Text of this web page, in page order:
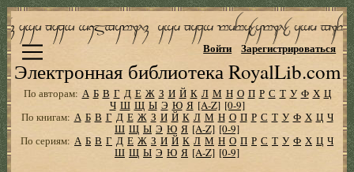
Электронная библиотека RoyalLib.com
Войти Зарегистрироваться
По авторам: А Б В Г Д Е Ж З И Й К Л М Н О П Р С Т У Ф Х Ц
Ч Ш Щ Ы Э Ю Я [A-Z] [0-9]
По книгам: А Б В Г Д Е Ж З И Й К Л М Н О П Р С Т У Ф Х Ц Ч
Ш Щ Ы Э Ю Я [A-Z] [0-9]
По сериям: А Б В Г Д Е Ж З И Й К Л М Н О П Р С Т У Ф Х Ц Ч
Ш Щ Ы Э Ю Я [A-Z] [0-9]